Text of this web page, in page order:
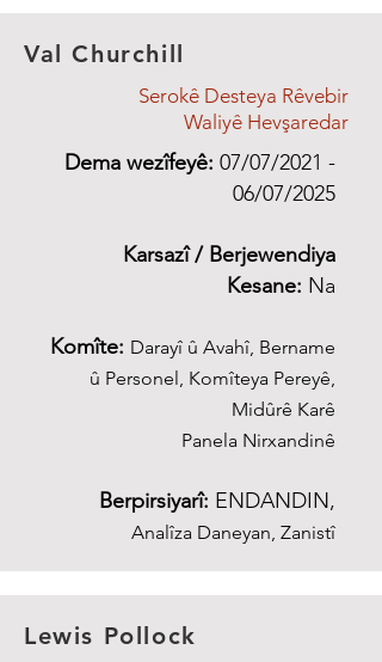
Val Churchill
Serokê Desteya Rêvebir
Waliyê Hevşaredar
Dema wezîfeyê: 07/07/2021 -
06/07/2025
Karsazî / Berjewendiya
Kesane: Na
Komîte: Darayî û Avahî, Bername
û Personel, Komîteya Pereyê,
Midûrê Karê
Panela Nirxandinê
Berpirsiyarî: ENDANDIN,
Analîza Daneyan, Zanistî
Lewis Pollock